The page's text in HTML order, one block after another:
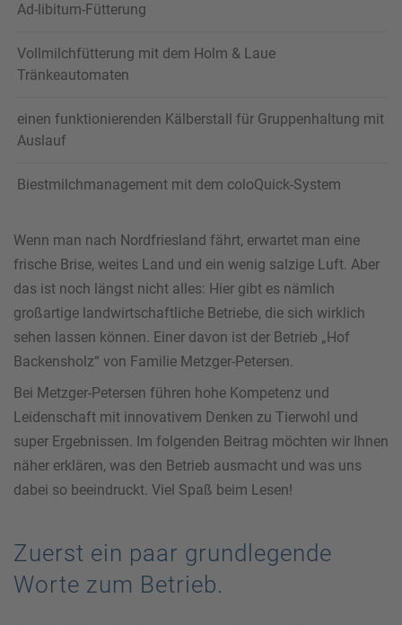
Ad-libitum-Fütterung
Vollmilchfütterung mit dem Holm & Laue
Tränkeautomaten
einen funktionierenden Kälberstall für Gruppenhaltung mit
Auslauf
Biestmilchmanagement mit dem coloQuick-System
Wenn man nach Nordfriesland fährt, erwartet man eine
frische Brise, weites Land und ein wenig salzige Luft. Aber
das ist noch längst nicht alles: Hier gibt es nämlich
großartige landwirtschaftliche Betriebe, die sich wirklich
sehen lassen können. Einer davon ist der Betrieb „Hof
Backensholz“ von Familie Metzger-Petersen.
Bei Metzger-Petersen führen hohe Kompetenz und
Leidenschaft mit innovativem Denken zu Tierwohl und
super Ergebnissen. Im folgenden Beitrag möchten wir Ihnen
näher erklären, was den Betrieb ausmacht und was uns
dabei so beeindruckt. Viel Spaß beim Lesen!
Zuerst ein paar grundlegende
Worte zum Betrieb.